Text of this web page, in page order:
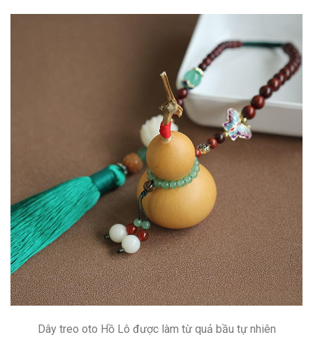
Dây treo oto Hồ Lô được làm từ quả bầu tự nhiên